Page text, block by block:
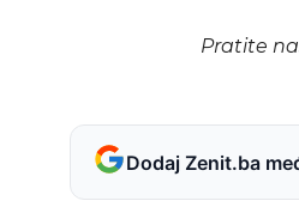
Pratite
Dodaj Zenit.ba